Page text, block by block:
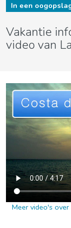
In een
Vakantie
video van
Meer video's over